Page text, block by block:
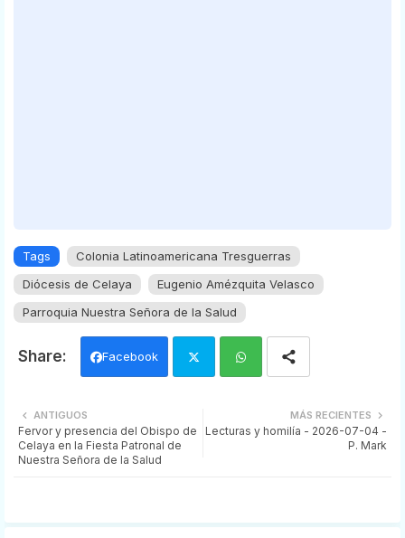
Tags
Colonia Latinoamericana Tresguerras
Diócesis de Celaya
Eugenio Amézquita Velasco
Parroquia Nuestra Señora de la Salud
Facebook
tter ats
MÁS RECIENTES
Lecturas y homilía - 2026-07-04 -
P. Mark
ANTIGUOS
Fervor y presencia del Obispo de
Celaya en la Fiesta Patronal de
Nuestra Señora de la Salud